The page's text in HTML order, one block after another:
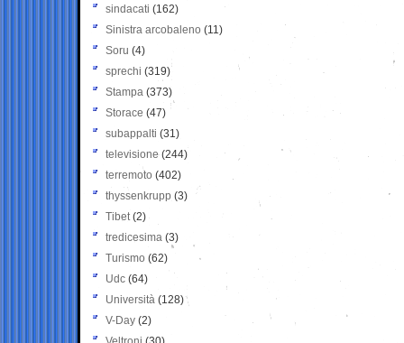
sindacati (162)
Sinistra arcobaleno (11)
Soru (4)
sprechi (319)
Stampa (373)
Storace (47)
subappalti (31)
televisione(244)
terremoto (402)
thyssenkrupp (3)
Tibet(2)
tredicesima (3)
Turismo (62)
Udc (64)
Università (128)
V-Day (2)